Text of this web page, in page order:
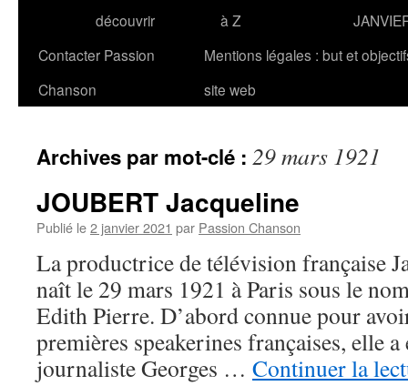
découvrir
à Z
Contacter Passion
Chanson
Mentions légales : but et
site web
Archives par mot-clé : 29 mars 1921
JOUBERT Jacqueline
Publié le2 janvier 2021 par Passion Chanson
La productrice de télévision française
naît le 29 mars 1921 à Paris sous le
Edith Pierre. D’abord connue pour
premières speakerines françaises, elle a
journaliste Georges … Continuer la